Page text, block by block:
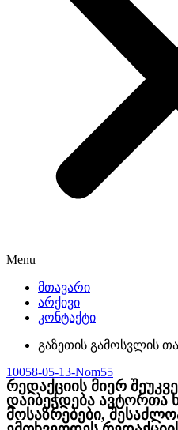
Menu
მთავარი
არქივი
კონტაქტი
გაზეთის გამოსვლის
10058-05-13-Nom55
რედაქციის მიერ
დაიბეჭდება ავტორთა
მოსაზრებები,